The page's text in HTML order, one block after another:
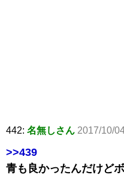
442: 名無しさん 2017/10/
>>439
青も良かったんだけど